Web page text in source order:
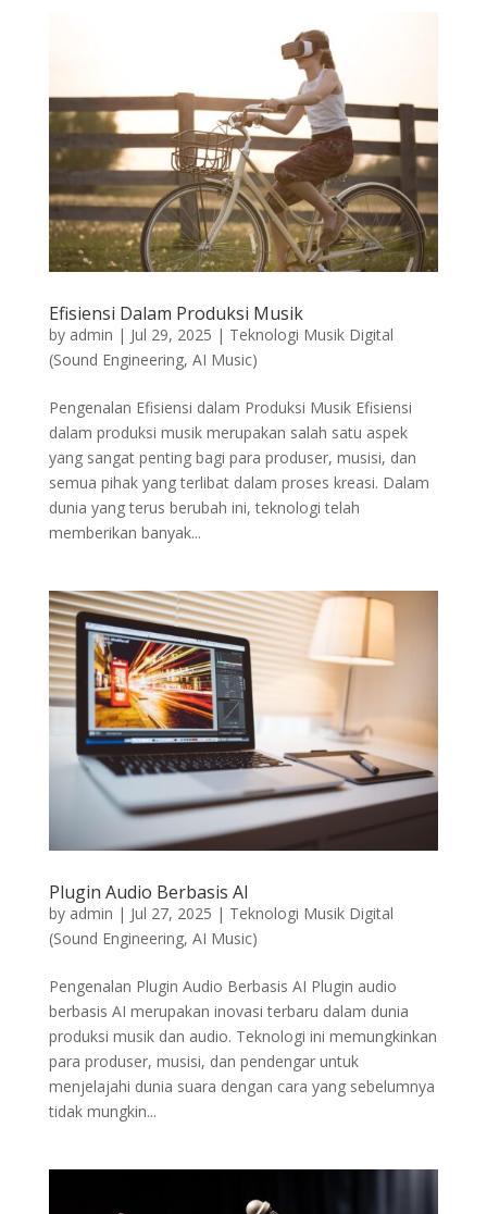
Efisiensi Dalam Produksi Musik
by admin | Jul 29, 2025 | Teknologi Musik Digital
(Sound Engineering, AI Music)
Pengenalan Efisiensi dalam Produksi Musik Efisiensi
dalam produksi musik merupakan salah satu aspek
yang sangat penting bagi para produser, musisi, dan
semua pihak yang terlibat dalam proses kreasi. Dalam
dunia yang terus berubah ini, teknologi telah
memberikan banyak...
Plugin Audio Berbasis AI
by admin | Jul 27, 2025 | Teknologi Musik Digital
(Sound Engineering, AI Music)
Pengenalan Plugin Audio Berbasis AI Plugin audio
berbasis AI merupakan inovasi terbaru dalam dunia
produksi musik dan audio. Teknologi ini memungkinkan
para produser, musisi, dan pendengar untuk
menjelajahi dunia suara dengan cara yang sebelumnya
tidak mungkin...